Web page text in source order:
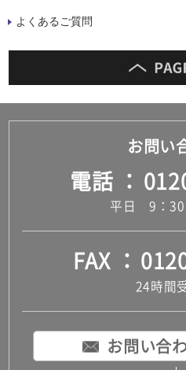
よくあるご質問
お問い
電話
平日 9：30
FAX
24時間
お問い合